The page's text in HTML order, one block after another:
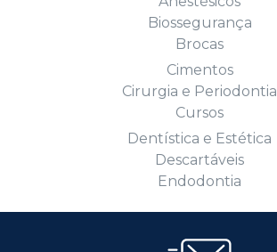
Biossegurança
Brocas
Cimentos
Cirurgia e Periodontia
Cursos
Dentística e Estética
Descartáveis
Endodontia